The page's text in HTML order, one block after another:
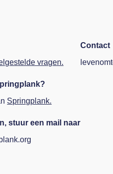
vragen.
Springplank.
stuur een mail naar
Contact